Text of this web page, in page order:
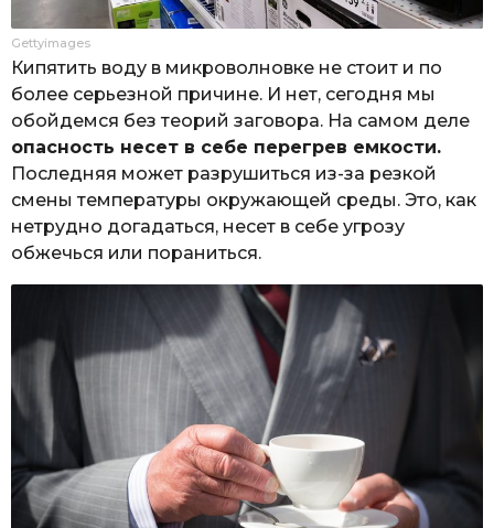
Gettyimages
Кипятить воду в микроволновке не стоит и по
более серьезной причине. И нет, сегодня мы
обойдемся без теорий заговора. На самом деле
опасность несет в себе перегрев емкости.
Последняя может разрушиться из-за резкой
смены температуры окружающей среды. Это, как
нетрудно догадаться, несет в себе угрозу
обжечься или пораниться.